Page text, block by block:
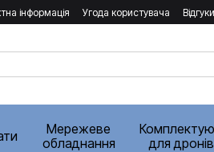
інформація Угода користувача
Мережеве
обладнання
для дронів